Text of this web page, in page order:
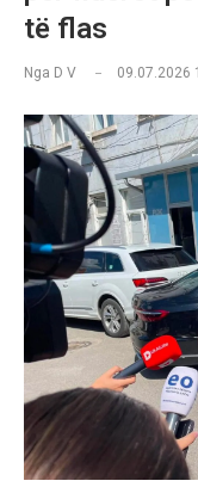
të flas
Nga D V 09.07.2026